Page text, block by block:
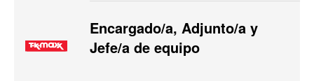
Encargado/a, Adjunto/a y
Jefe/a de equipo